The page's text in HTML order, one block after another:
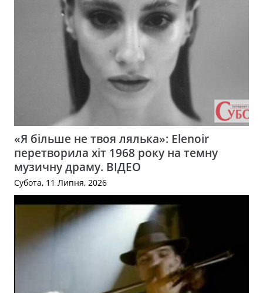
«Я більше не твоя лялька»: Elenoir
перетворила хіт 1968 року на темну
музичну драму. ВІДЕО
Субота, 11 Липня, 2026